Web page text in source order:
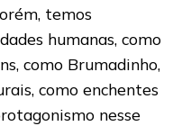
temos
humanas, como
como Brumadinho,
como enchentes
nesse